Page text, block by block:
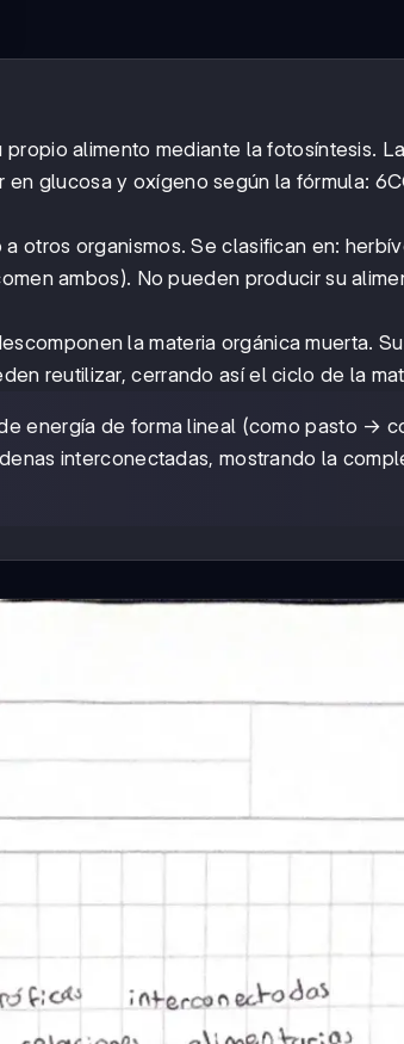
alimento mediante la fotosíntesis.
glucosa y oxígeno según la fórmula:
otros organismos. Se clasifican en:
ambos). No pueden producir su
la materia orgánica muerta.
reutilizar, cerrando así el ciclo de la
energía de forma lineal (como pasto →
interconectadas, mostrando la